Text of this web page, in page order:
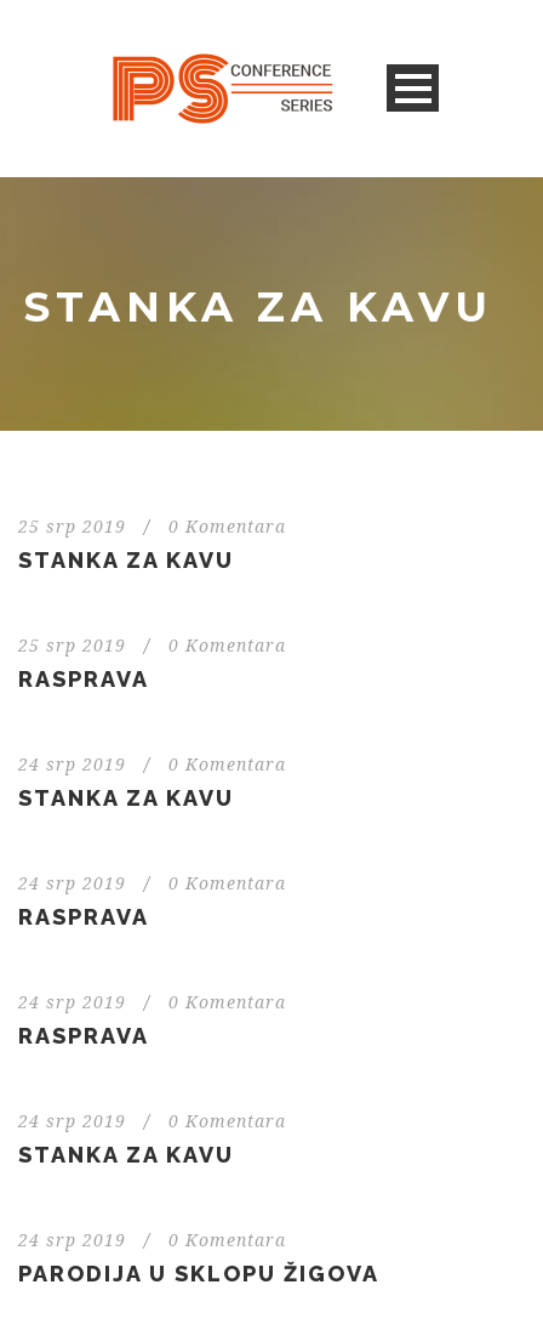
STANKA ZA KAVU
25 srp 2019 / 0 Komentara
STANKA ZA KAVU
25 srp 2019 / 0 Komentara
RASPRAVA
24 srp 2019 / 0 Komentara
STANKA ZA KAVU
24 srp 2019 / 0 Komentara
RASPRAVA
24 srp 2019 / 0 Komentara
RASPRAVA
24 srp 2019 / 0 Komentara
STANKA ZA KAVU
24 srp 2019 / 0 Komentara
PARODIJA U SKLOPU ŽIGOVA